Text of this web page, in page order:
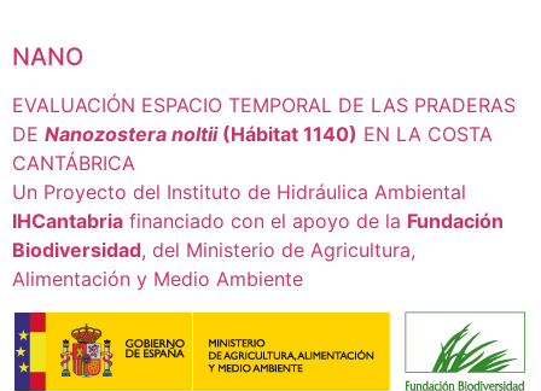
NANO
EVALUACIÓN ESPACIO TEMPORAL DE LAS PRADERAS
DE Nanozostera noltii(Hábitat 1140) EN LA COSTA
CANTÁBRICA
Un Proyecto del Instituto de Hidráulica Ambiental
IHCantabria financiado con el apoyo de la Fundación
Biodiversidad, del Ministerio de Agricultura,
Alimentación y Medio Ambiente